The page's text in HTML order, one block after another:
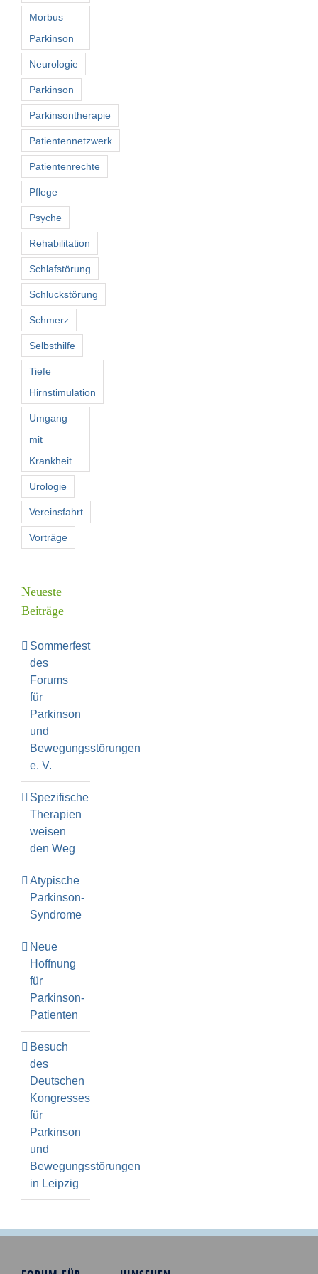
Morbus
Parkinson
Neurologie
Parkinson
Parkinsontherapie
Patientennetzwerk
Patientenrechte
Pflege
Psyche
Rehabilitation
Schlafstörung
Schluckstörung
Schmerz
Selbsthilfe
Tiefe
Hirnstimulation
Umgang
mit
Krankheit
Urologie
Vereinsfahrt
Vorträge
Neueste
Beiträge
Sommerfest
des
Forums
für
Parkinson
und
Bewegungsstörungen
e. V.
Spezifische
Therapien
weisen
den Weg
Atypische
Parkinson-
Syndrome
Neue
Hoffnung
für
Parkinson-
Patienten
Besuch
des
Deutschen
Kongresses
für
Parkinson
und
Bewegungsstörungen
in Leipzig